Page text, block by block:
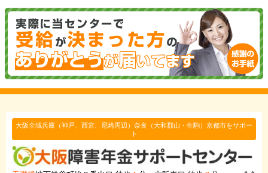
大阪全域兵庫（神戸、西宮、尼崎周辺）奈良（大和郡山・生駒）京都市をサポー
ト